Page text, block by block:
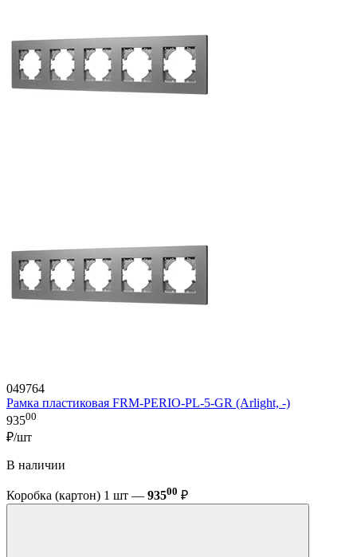
049764
Рамка пластиковая FRM-PERIO-PL-5-GR (Arlight, -)
93500
₽/шт
В наличии
Коробка (картон) 1 шт — 93500 ₽